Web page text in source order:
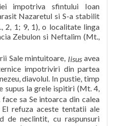
impotriva sfintului Ioan
Nazaretul si S-a stabilit
2, 1; 9, 1), o localitate linga
Zebulon si Neftalim (Mt.,
Sale mintuitoare, Iisusavea
impotriviri din partea
diavolul. In pustie, timp
supus la grele ispitiri (Mt. 4,
sa Se intoarca din calea
refuza aceste tentatii ale
de neclintit, cu raspunsuri